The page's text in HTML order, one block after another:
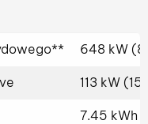
648 kW
113 kW
7.45 kWh